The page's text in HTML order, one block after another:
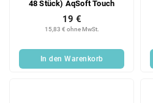
48 Stück) AqSoft Touch
15,83 € ohne MwSt.
19 €
In den Warenkorb